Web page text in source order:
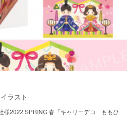
ラスト
様2022 SPRING 春「キャリーデコ ももひ